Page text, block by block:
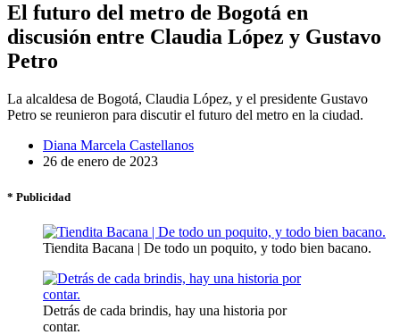
El futuro del metro de Bogotá en
discusión entre Claudia López y Gustavo
Petro
La alcaldesa de Bogotá, Claudia López, y el presidente Gustavo
Petro se reunieron para discutir el futuro del metro en la ciudad.
Diana Marcela Castellanos
26 de enero de 2023
* Publicidad
Tiendita Bacana | De todo un poquito, y todo bien bacano.
Detrás de cada brindis, hay una historia por
contar.